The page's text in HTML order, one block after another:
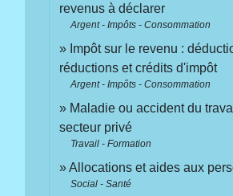
revenus à déclarer
Argent - Impôts - Consommation
Impôt sur le revenu :
réductions et crédits d'impôt
Argent - Impôts - Consommation
Maladie ou accident du
secteur privé
Travail - Formation
Allocations et aides aux
Social - Santé